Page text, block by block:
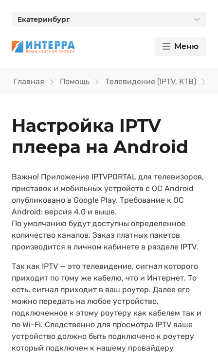
Екатеринбург
Меню
Главная Помощь Телевидение (IPTV, КТВ)
Настройка IPTV
плеера на Android
Важно! Приложение IPTVPORTAL для телевизоров,
приставок и мобильных устройств с ОС Android
опубликовано в Google Play. Требование к ОС
Android: версия 4.0 и выше.
По умолчанию будут доступны определенное
количество каналов. Заказ платных пакетов
производится в личном кабинете в разделе IPTV.
Так как IPTV — это телевидение, сигнал которого
приходит по тому же кабелю, что и Интернет. То
есть, сигнал приходит в ваш роутер. Далее его
можно передать на любое устройство,
подключенное к этому роутеру как кабелем так и
по Wi-Fi. Следственно для просмотра IPTV ваше
устройство должно быть подключено к роутеру
который подключен к нашему провайдеру